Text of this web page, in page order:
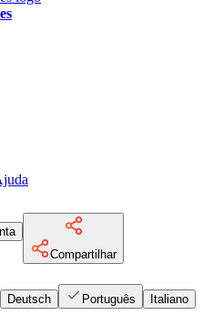
Compartilhar
Deutsch Português
Italiano